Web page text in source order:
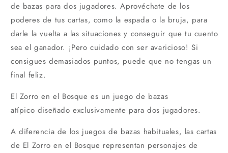
de bazas para dos jugadores. Aprovéchate de los
poderes de tus cartas, como la espada o la bruja, para
darle la vuelta a las situaciones y conseguir que tu cuento
sea el ganador. ¡Pero cuidado con ser avaricioso! Si
consigues demasiados puntos, puede que no tengas un
final feliz.
El Zorro en el Bosque es un juego de bazas
atípico diseñado exclusivamente para dos jugadores.
A diferencia de los juegos de bazas habituales, las cartas
de El Zorro en el Bosque representan personajes de